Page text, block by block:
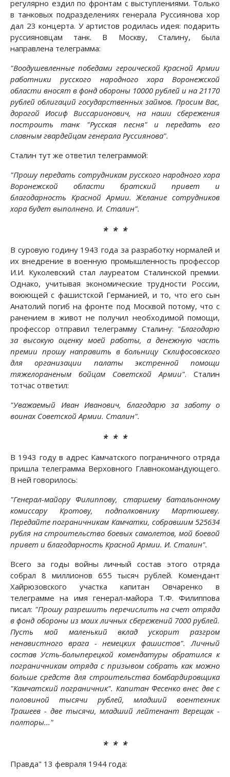
регулярно ездил по фронтам с выступлениями. Только
в танковых подразделениях генерала Руссиянова хор
дал 23 концерта. У артистов родилась идея: подарить
руссияновцам танк. В Москву, Сталину, была
направлена телеграмма:
"Воодушевленные победами героической Красной Армии
работники русского народного хора Воронежской
области вносят в фонд обороны 10000 рублей и на 21170
рублей облигаций государственных займов. Просим Вас,
дорогой Иосиф Виссарионович, на наши сбережения
построить танк "Русская песня" и передать его
славным гвардейцам генерала Руссиянова".
Сталин тут же ответил телеграммой:
"Прошу передать сотрудникам русского народного хора
Воронежской области братский привет и
благодарность Красной Армии. Желание сотрудников
хора будет выполнено. И. Сталин".
* * *
В суровую годину 1943 года за разработку нормалей и
их внедрение в военную промышленность профессор
И.И. Куколевский стал лауреатом Сталинской премии.
Однако, учитывая экономические трудности России,
воюющей с фашистской Германией, и то, что его сын
Анатолий погиб на фронте под Москвой потому, что с
ранением в живот не получил необходимой помощи,
профессор отправил телеграмму Сталину: "Благодарю
за высокую оценку моей работы, а денежную часть
премии прошу направить в больницу Склифосовского
для организации палаты экстренной помощи
тяжелораненым бойцам Советской Армии". Сталин
тотчас ответил:
"Уважаемый Иван Иванович, благодарю за заботу о
воинах Советской Армии. Сталин".
* * *
В 1943 году в адрес Камчатского пограничного отряда
пришла телеграмма Верховного Главнокомандующего.
В ней говорилось:
"Генерал-майору Филиппову, старшему батальонному
комиссару Кротову, подполковнику Мартюшеву.
Передайте пограничникам Камчатки, собравшим 525634
рубля на строительство боевых самолетов, мой боевой
привет и благодарность Красной Армии. И. Сталин".
Всего за годы войны личный состав этого отряда
собрал 8 миллионов 655 тысяч рублей. Комендант
Хайрюзовского участка капитан Овчаренко в
телеграмме на имя генерал-майора Т.Ф. Филиппова
писал: "Прошу разрешить перечислить на счет отряда
в фонд обороны из моих личных сбережений 7000 рублей.
Пусть мой маленький вклад ускорит разгром
ненавистного врага - немецких фашистов". Личный
состав Усть-болыперецкой комендатуры обратился к
пограничникам отряда с призывом собрать как можно
больше средств для строительства бомбардировщика
"Камчатский пограничник". Капитан Фесенко внес две с
половиной тысячи рублей, младший воентехник
Трашеев - две тысячи, младший лейтенант Верещак -
полторы..."
* * *
Правда" 13 февраля 1944 года: